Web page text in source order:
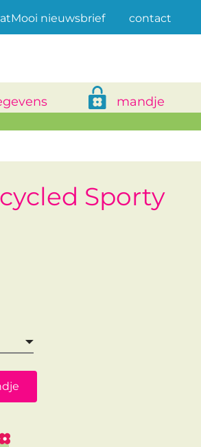
nieuwsbrief contact
mandje
Sporty